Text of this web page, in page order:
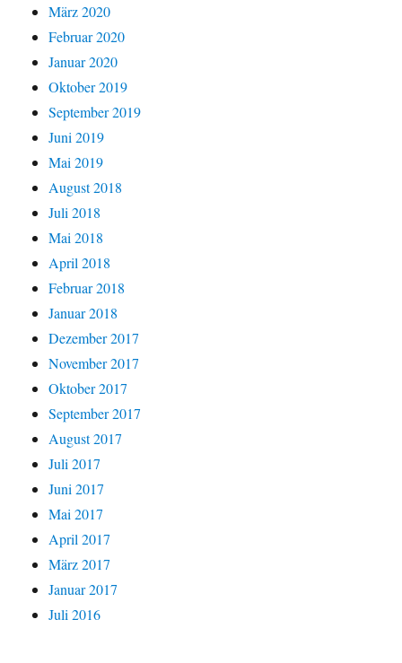
März 2020
Februar 2020
Januar 2020
Oktober 2019
September 2019
Juni 2019
Mai 2019
August 2018
Juli 2018
Mai 2018
April 2018
Februar 2018
Januar 2018
Dezember 2017
November 2017
Oktober 2017
September 2017
August 2017
Juli 2017
Juni 2017
Mai 2017
April 2017
März 2017
Januar 2017
Juli 2016